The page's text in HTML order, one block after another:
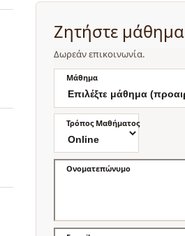
Ζητήστε μάθημα
Δωρεάν επικοινωνία.
Μάθημα
Τρόπος Μαθήματος
Ονοματεπώνυμο